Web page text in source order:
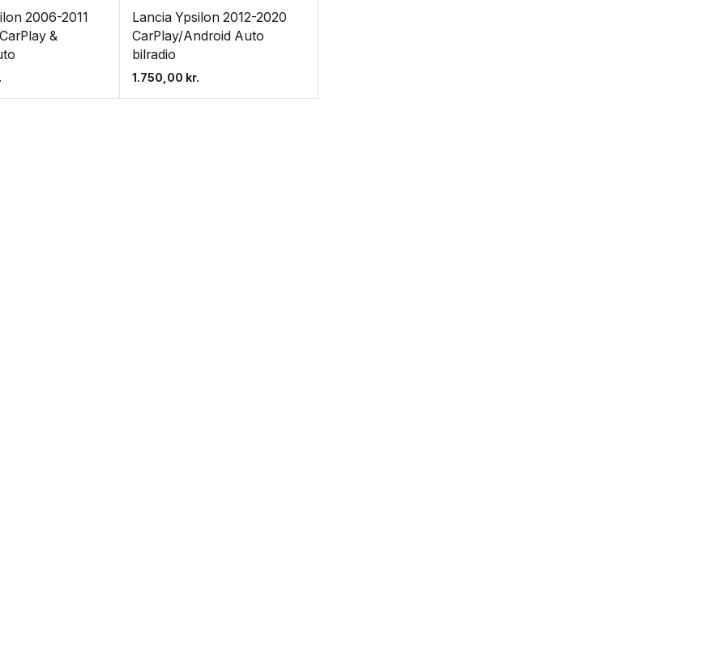
2006-2011
&
Lancia Ypsilon 2012-2020
CarPlay/Android Auto
bilradio
1.750,00 kr.